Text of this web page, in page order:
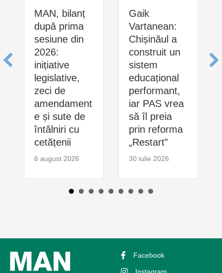
MAN, bilanț
după prima
sesiune din
2026:
inițiative
legislative,
zeci de
amendament
e și sute de
întâlniri cu
cetățenii
6 august 2026
Gaik
Vartanean:
Chișinăul a
construit un
sistem
educațional
performant,
iar PAS vrea
să îl preia
prin reforma
„Restart”
30 iulie 2026
Facebook